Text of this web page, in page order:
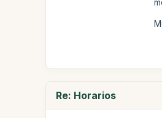
Re: Horarios